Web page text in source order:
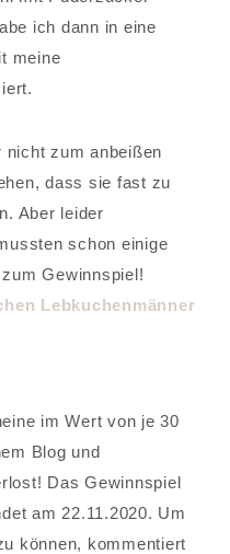
ich dann in eine
meine
nicht zum anbeißen
dass sie fast zu
Aber leider
schon einige
Gewinnspiel!
im Wert von je 30
Blog und
Das Gewinnspiel
am 22.11.2020. Um
können, kommentiert